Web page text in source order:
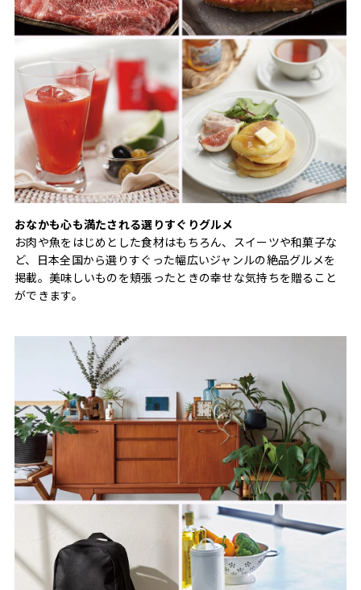
おなかも心も満たされる選りすぐりグルメ
お肉や魚をはじめとした食材はもちろん、スイーツや和菓子な
ど、日本全国から選りすぐった幅広いジャンルの絶品グルメを
掲載。美味しいものを頬張ったときの幸せな気持ちを贈ること
ができます。